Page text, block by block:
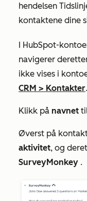
hendelsen
kontaktene dine
I HubSpot-
navigerer
ikke vises i
CRM > Kontakter.
Klikk på navnet
Øverst på
aktivitet, og
SurveyMonkey .